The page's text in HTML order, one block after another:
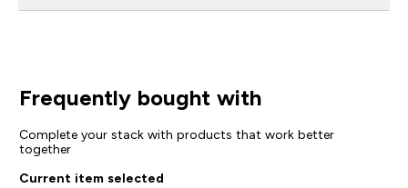
Frequently bought with
Complete your stack with products that work better
together
Current item selected